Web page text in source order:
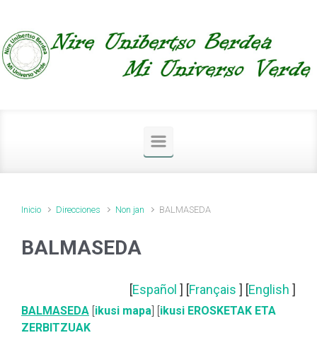
Inicio Direcciones Non jan BALMASEDA
BALMASEDA
[Español ] [Français ] [English ]
BALMASEDA [ikusi mapa] [ikusi EROSKETAK ETA
ZERBITZUAK